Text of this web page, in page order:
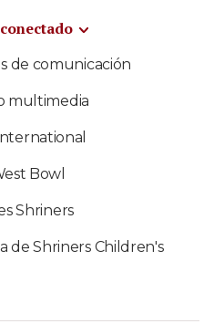
de comunicación
multimedia
Bowl
Shriners
de Shriners Children's